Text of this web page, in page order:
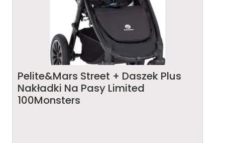
Pelite&Mars Street + Daszek Plus
Nakładki Na Pasy Limited
100Monsters